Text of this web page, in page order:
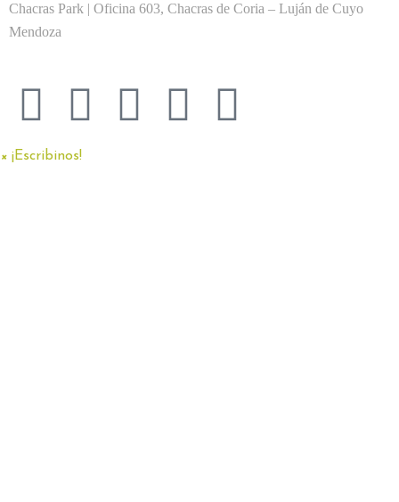
Chacras Park | Oficina 603, Chacras de Coria – Luján de Cuyo
Mendoza
× ¡Escribinos!